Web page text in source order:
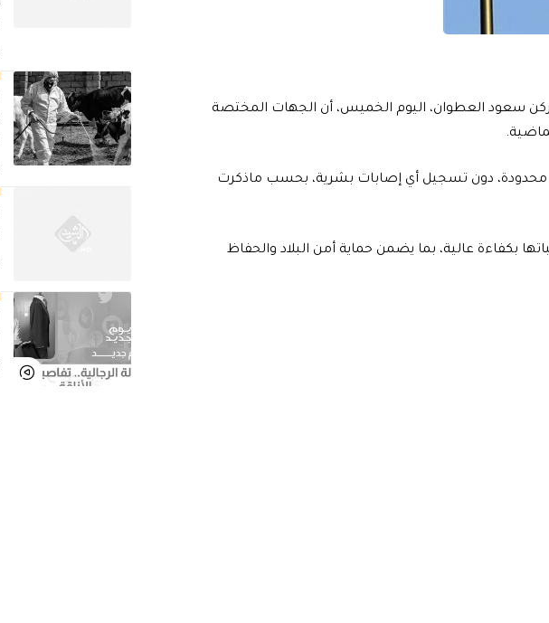
سعود العطوان، اليوم الخميس، أن الجهات المختصة
محدودة، دون تسجيل أي إصابات بشرية، بحسب ماذكرت
بكفاءة عالية، بما يضمن حماية أمن البلاد والحفاظ